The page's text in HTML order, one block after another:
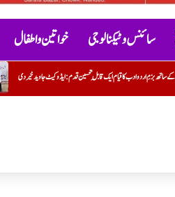
سائنس و ٹیکنالوجی خواتین و اطفال
حماس کا ڈاکٹر عبداللہ الخباص کی وفات پر گہرے رنج وغم کااظہار